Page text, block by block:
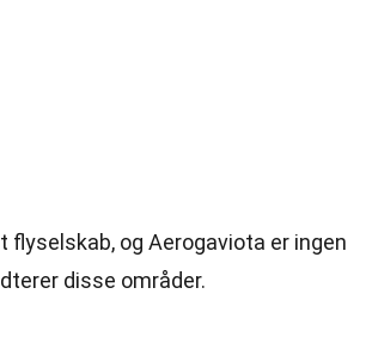
og Aerogaviota er ingen
disse områder.